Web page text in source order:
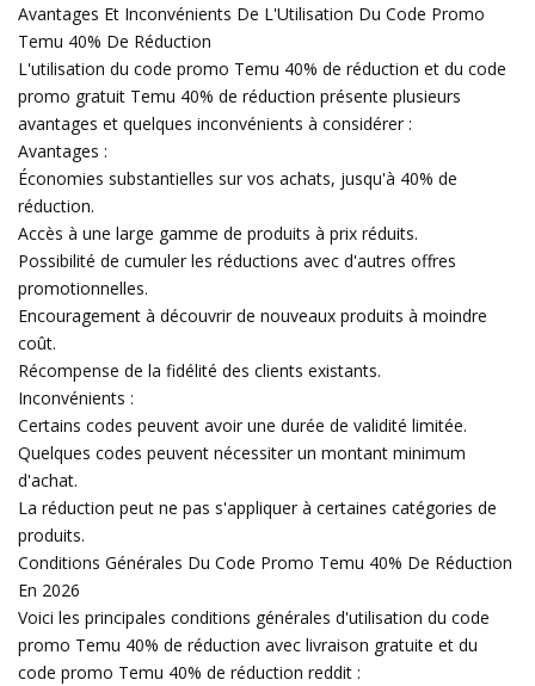
Avantages Et Inconvénients De L'Utilisation Du Code Promo
Temu 40% De Réduction
L'utilisation du code promo Temu 40% de réduction et du code
promo gratuit Temu 40% de réduction présente plusieurs
avantages et quelques inconvénients à considérer :
Avantages :
Économies substantielles sur vos achats, jusqu'à 40% de
réduction.
Accès à une large gamme de produits à prix réduits.
Possibilité de cumuler les réductions avec d'autres offres
promotionnelles.
Encouragement à découvrir de nouveaux produits à moindre
coût.
Récompense de la fidélité des clients existants.
Inconvénients :
Certains codes peuvent avoir une durée de validité limitée.
Quelques codes peuvent nécessiter un montant minimum
d'achat.
La réduction peut ne pas s'appliquer à certaines catégories de
produits.
Conditions Générales Du Code Promo Temu 40% De Réduction
En 2026
Voici les principales conditions générales d'utilisation du code
promo Temu 40% de réduction avec livraison gratuite et du
code promo Temu 40% de réduction reddit :